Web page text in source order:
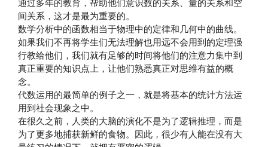
间关系，这才是最为重要的。
数学分析中的函数相当于物理中的定律和几何中的曲线。
如果我们不再将学生们无法理解也用远不会用到的定理强
行教给他们，我们就有足够的时间将他们的注意力集中到
真正重要的知识点上，让他们熟悉真正对思维有益的概
念。
代数运用的最简单的例子之一，就是将基本的统计方法运
用到社会现象之中。
在很久之前，人类的大脑的演化不是为了逻辑推理，而是
为了更多地捕获新鲜的食物。因此，很少有人能在没有大